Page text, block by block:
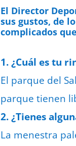
El Director
sus gustos, de
complicados
1. ¿Cuál es tu
El parque del
parque tienen
2. ¿Tienes
La menestra